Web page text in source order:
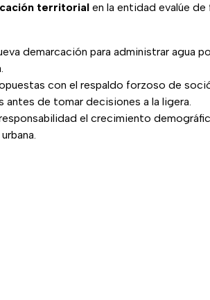
territorial en la entidad evalúe de
demarcación para administrar agua
con el respaldo forzoso de
de tomar decisiones a la ligera.
el crecimiento